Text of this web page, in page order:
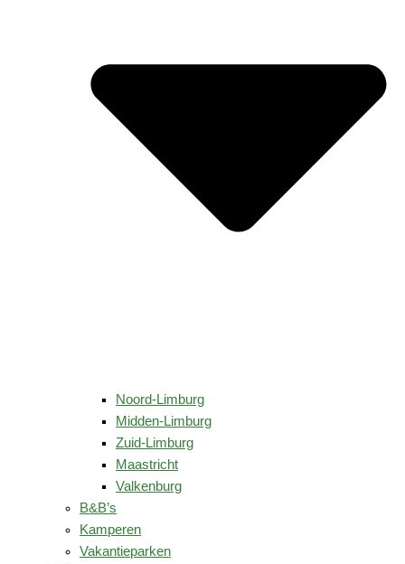
Noord-Limburg
Midden-Limburg
Zuid-Limburg
Maastricht
Valkenburg
B&B’s
Kamperen
Vakantieparken